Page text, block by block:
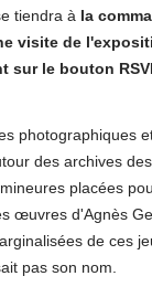
tiendra à la
visite de
sur le bouton
photographiques
des archives
placées
œuvres d'Agnès
de ces
pas son nom.